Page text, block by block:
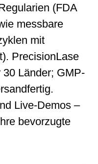
(FDA
messbare
mit
PrecisionLase
Länder; GMP-
Live-Demos –
bevorzugte